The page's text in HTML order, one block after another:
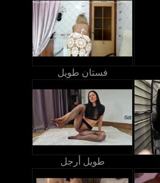
فستان طويل
طويل أرجل